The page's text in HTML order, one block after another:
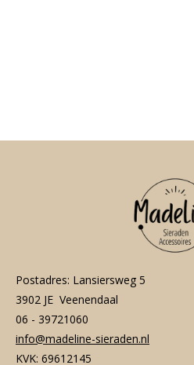
Postadres: Lansiersweg 5
3902 JE Veenendaal
06 - 39721060
info@madeline-sieraden.nl
KVK: 69612145